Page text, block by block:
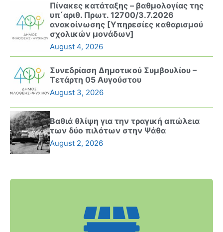
Πίνακες κατάταξης – βαθμολογίας της
υπ΄αριθ. Πρωτ. 12700/3.7.2026
ανακοίνωσης [Υπηρεσίες καθαρισμού
σχολικών μονάδων]
August 4, 2026
Συνεδρίαση Δημοτικού Συμβουλίου –
Τετάρτη 05 Αυγούστου
August 3, 2026
Βαθιά θλίψη για την τραγική απώλεια
των δύο πιλότων στην Ψάθα
August 2, 2026